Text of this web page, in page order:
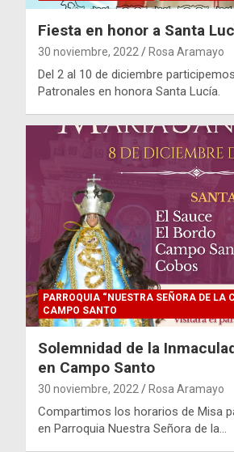
Fiesta en honor a Santa
30 noviembre, 2022 Rosa Aramayo
Del 2 al 10 de diciembre
Patronales en honora Santa Lucía.
PARROQUIA “NUESTRA SEÑORA DE LA
CAMPO SANTO
Solemnidad de la
en Campo Santo
30 noviembre, 2022 Rosa Aramayo
Compartimos los horarios de Misa
en Parroquia Nuestra Señora de la…